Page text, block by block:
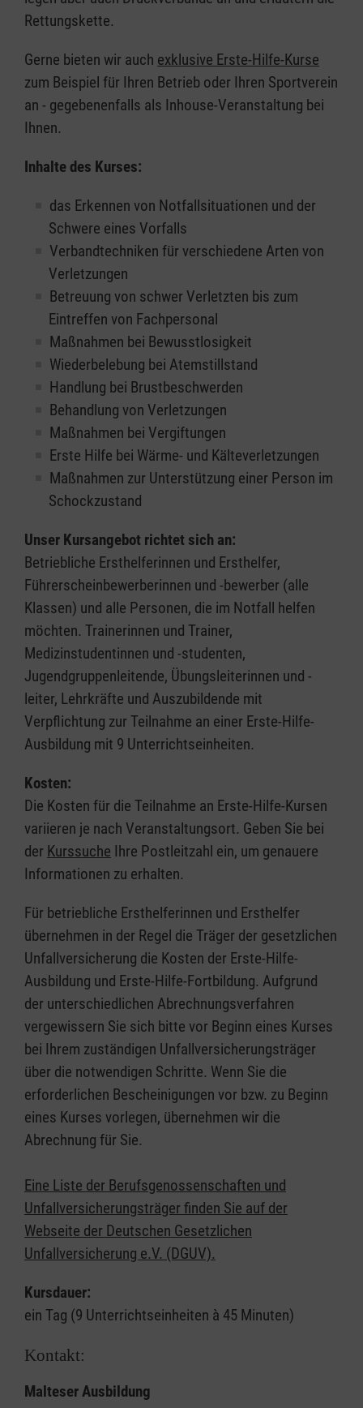
Rettungskette.
Gerne bieten wir auch exklusive Erste-Hilfe-Kurse
zum Beispiel für Ihren Betrieb oder Ihren Sportverein
an - gegebenenfalls als Inhouse-Veranstaltung bei
Ihnen.
Inhalte des Kurses:
das Erkennen von Notfallsituationen und der
Schwere eines Vorfalls
Verbandtechniken für verschiedene Arten von
Verletzungen
Betreuung von schwer Verletzten bis zum
Eintreffen von Fachpersonal
Maßnahmen bei Bewusstlosigkeit
Wiederbelebung bei Atemstillstand
Handlung bei Brustbeschwerden
Behandlung von Verletzungen
Maßnahmen bei Vergiftungen
Erste Hilfe bei Wärme- und Kälteverletzungen
Maßnahmen zur Unterstützung einer Person im
Schockzustand
Unser Kursangebot richtet sich an:
Betriebliche Ersthelferinnen und Ersthelfer,
Führerscheinbewerberinnen und -bewerber (alle
Klassen) und alle Personen, die im Notfall helfen
möchten. Trainerinnen und Trainer,
Medizinstudentinnen und -studenten,
Jugendgruppenleitende, Übungsleiterinnen und -
leiter, Lehrkräfte und Auszubildende mit
Verpflichtung zur Teilnahme an einer Erste-Hilfe-
Ausbildung mit 9 Unterrichtseinheiten.
Kosten:
Die Kosten für die Teilnahme an Erste-Hilfe-Kursen
variieren je nach Veranstaltungsort. Geben Sie bei
der Kurssuche Ihre Postleitzahl ein, um genauere
Informationen zu erhalten.
Für betriebliche Ersthelferinnen und Ersthelfer
übernehmen in der Regel die Träger der gesetzlichen
Unfallversicherung die Kosten der Erste-Hilfe-
Ausbildung und Erste-Hilfe-Fortbildung. Aufgrund
der unterschiedlichen Abrechnungsverfahren
vergewissern Sie sich bitte vor Beginn eines Kurses
bei Ihrem zuständigen Unfallversicherungsträger
über die notwendigen Schritte. Wenn Sie die
erforderlichen Bescheinigungen vor bzw. zu Beginn
eines Kurses vorlegen, übernehmen wir die
Abrechnung für Sie.
Eine Liste der Berufsgenossenschaften und
Unfallversicherungsträger finden Sie auf der
Webseite der Deutschen Gesetzlichen
Unfallversicherung e.V. (DGUV).
Kursdauer:
ein Tag (9 Unterrichtseinheiten à 45 Minuten)
Kontakt:
Malteser Ausbildung